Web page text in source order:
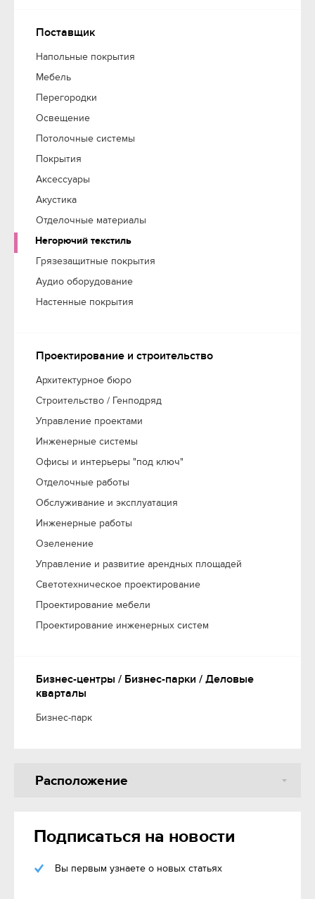
Поставщик
Напольные покрытия
Мебель
Перегородки
Освещение
Потолочные системы
Покрытия
Аксессуары
Акустика
Отделочные материалы
Негорючий текстиль
Грязезащитные покрытия
Аудио оборудование
Настенные покрытия
Проектирование и строительство
Архитектурное бюро
Cтроительство / Генподряд
Управление проектами
Инженерные системы
Офисы и интерьеры "под ключ"
Отделочные работы
Обслуживание и эксплуатация
Инженерные работы
Озеленение
Управление и развитие арендных площадей
Светотехническое проектирование
Проектирование мебели
Проектирование инженерных систем
Бизнес-центры / Бизнес-парки / Деловые
кварталы
Бизнес-парк
Расположение
Подписаться на новости
Вы первым узнаете о новых статьях